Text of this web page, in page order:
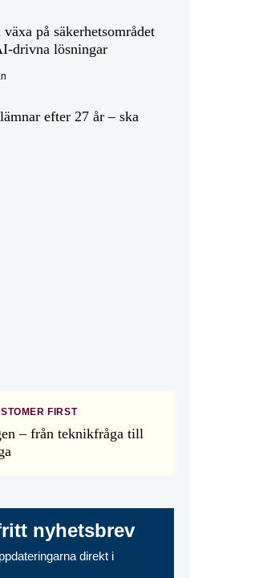
på säkerhetsområdet
drivna lösningar
efter 27 år – ska
FIRST
– från teknikfråga till
nyhetsbrev
direkt i